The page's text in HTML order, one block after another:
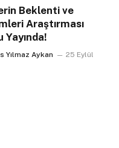
Beklenti ve
Araştırması
Yayında!
Yılmaz Aykan
25 Eylül